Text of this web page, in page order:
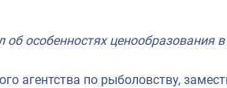
особенностях ценообразования
агентства по рыболовству,